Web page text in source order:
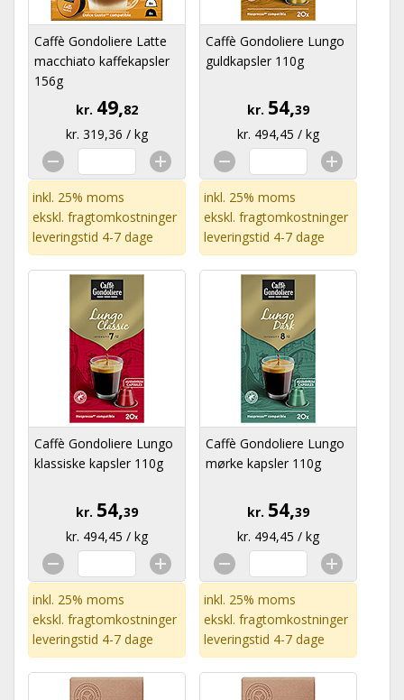
Caffè Gondoliere Latte
macchiato kaffekapsler
156g
kr. 49,82
kr. 319,36 / kg
inkl. 25% moms
ekskl. fragtomkostninger
leveringstid 4-7 dage
Caffè Gondoliere Lungo
guldkapsler 110g
kr. 54,39
kr. 494,45 / kg
inkl. 25% moms
ekskl. fragtomkostninger
leveringstid 4-7 dage
Caffè Gondoliere Lungo
klassiske kapsler 110g
kr. 54,39
kr. 494,45 / kg
inkl. 25% moms
ekskl. fragtomkostninger
leveringstid 4-7 dage
Caffè Gondoliere Lungo
mørke kapsler 110g
kr. 54,39
kr. 494,45 / kg
inkl. 25% moms
ekskl. fragtomkostninger
leveringstid 4-7 dage